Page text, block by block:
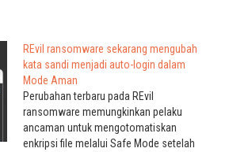
REvil ransomware sekarang mengubah
kata sandi menjadi auto-login dalam
Mode Aman
Perubahan terbaru pada REvil
ransomware memungkinkan pelaku
ancaman untuk mengotomatiskan
enkripsi file melalui Safe Mode setelah